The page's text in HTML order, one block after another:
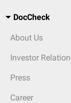
DocCheck
About Us
Investor
Press
Career